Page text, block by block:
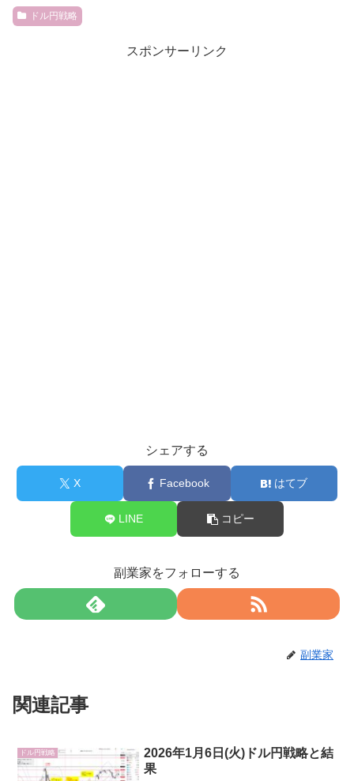
ドル円戦略
スポンサーリンク
シェアする
X Facebook はてブ
LINE コピー
副業家をフォローする
副業家
関連記事
ドル円戦略
2026年1月6日(火)ドル円戦略と結
果